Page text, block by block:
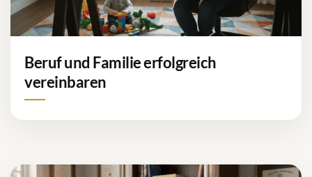
Beruf und Familie erfolgreich
vereinbaren